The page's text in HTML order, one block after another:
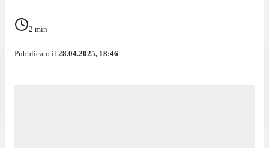
2 min
Pubblicato il 28.04.2025, 18:46